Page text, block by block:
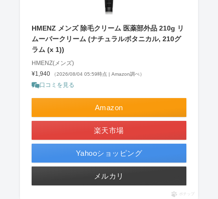
HMENZ メンズ 除毛クリーム 医薬部外品 210g リ
ムーバークリーム (ナチュラルボタニカル, 210グ
ラム (x 1))
HMENZ(メンズ)
¥1,940
（2026/08/04 05:59時点 | Amazon調べ）
口コミを見る
Amazon
楽天市場
Yahooショッピング
メルカリ
ポチップ